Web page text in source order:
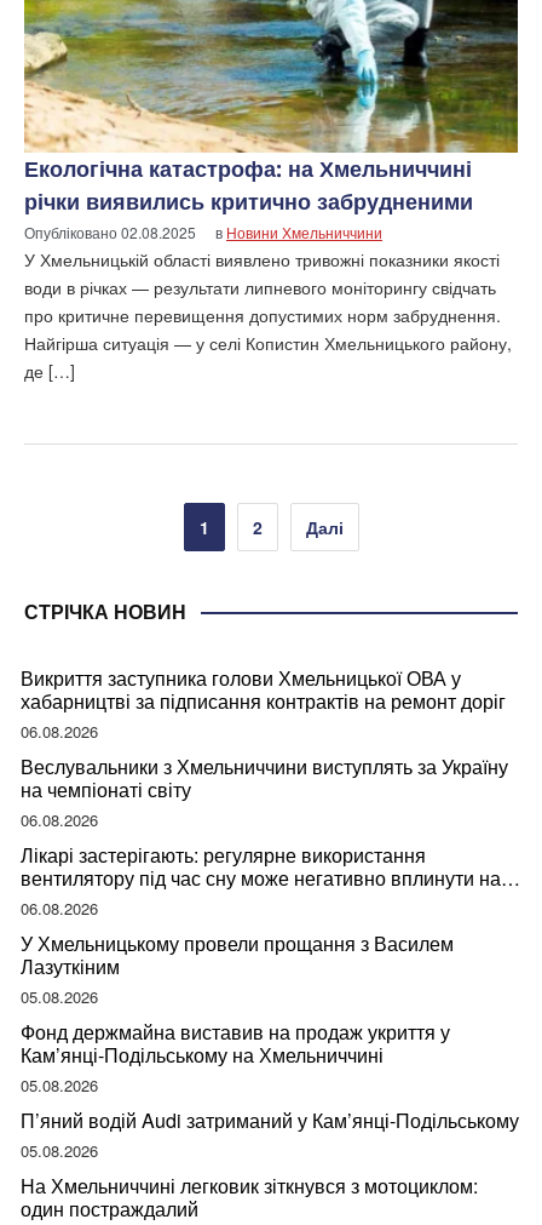
Екологічна катастрофа: на Хмельниччині
річки виявились критично забрудненими
Опубліковано02.08.2025 в Новини Хмельниччини
У Хмельницькій області виявлено тривожні показники якості
води в річках — результати липневого моніторингу свідчать
про критичне перевищення допустимих норм забруднення.
Найгірша ситуація — у селі Копистин Хмельницького району,
де […]
1 2 Далі
СТРІЧКА НОВИН
Викриття заступника голови Хмельницької ОВА у
хабарництві за підписання контрактів на ремонт доріг
06.08.2026
Веслувальники з Хмельниччини виступлять за Україну
на чемпіонаті світу
06.08.2026
Лікарі застерігають: регулярне використання
вентилятору під час сну може негативно вплинути на
ваше здоров’я
06.08.2026
У Хмельницькому провели прощання з Василем
Лазуткіним
05.08.2026
Фонд держмайна виставив на продаж укриття у
Кам’янці-Подільському на Хмельниччині
05.08.2026
П’яний водій Audi затриманий у Кам’янці-Подільському
05.08.2026
На Хмельниччині легковик зіткнувся з мотоциклом:
один постраждалий